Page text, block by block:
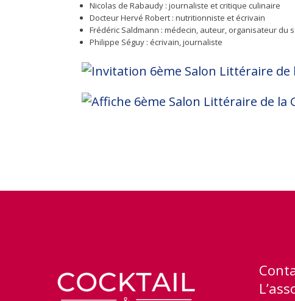
Nicolas de Rabaudy : journaliste et critique culinaire
Docteur Hervé Robert : nutritionniste et écrivain
Frédéric Saldmann : médecin, auteur, organisateur
Philippe Séguy : écrivain, journaliste